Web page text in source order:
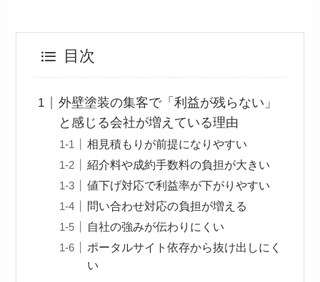
目次
外壁塗装の集客で「利益が残らない」
と感じる会社が増えている理由
相見積もりが前提になりやすい
紹介料や成約手数料の負担が大きい
値下げ対応で利益率が下がりやすい
問い合わせ対応の負担が増える
自社の強みが伝わりにくい
ポータルサイト依存から抜け出しにく
い